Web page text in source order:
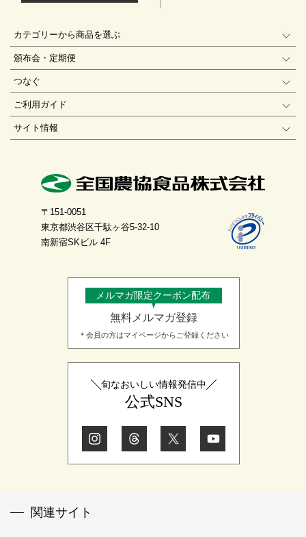
カテゴリーから商品を選ぶ
頒布会・定期便
つなぐ
ご利用ガイド
サイト情報
〒151-0051
東京都渋谷区千駄ヶ谷5-32-10
南新宿SKビル 4F
メルマガ限定クーポン配布
無料メルマガ登録
＊会員の方はマイページからご登録ください
旬なおいしい情報発信中
公式SNS
関連サイト